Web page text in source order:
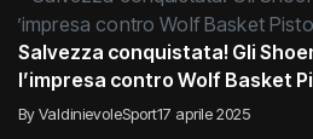
Salvezza conquistata! Gli
l’impresa contro Wolf Basket
By ValdinievoleSport17 aprile 2025